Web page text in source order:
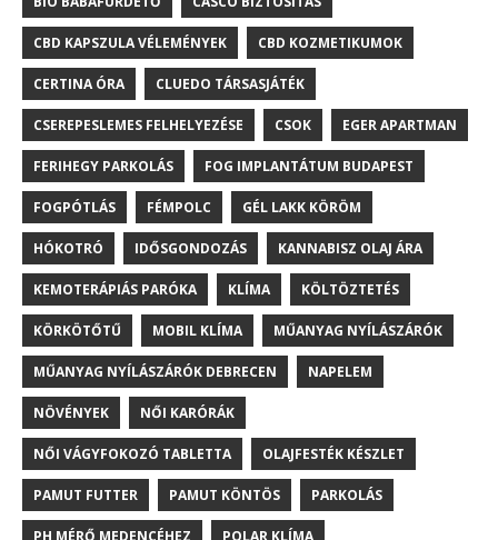
CBD KAPSZULA VÉLEMÉNYEK CBD KOZMETIKUMOK
CERTINA ÓRA CLUEDO TÁRSASJÁTÉK
CSEREPESLEMES FELHELYEZÉSE CSOK EGER APARTMAN
FERIHEGY PARKOLÁS FOG IMPLANTÁTUM BUDAPEST
FOGPÓTLÁS FÉMPOLC GÉL LAKK KÖRÖM
HÓKOTRÓ IDŐSGONDOZÁS KANNABISZ OLAJ ÁRA
KEMOTERÁPIÁS PARÓKA KLÍMA KÖLTÖZTETÉS
KÖRKÖTŐTŰ MOBIL KLÍMA MŰANYAG NYÍLÁSZÁRÓK
MŰANYAG NYÍLÁSZÁRÓK DEBRECEN NAPELEM
NÖVÉNYEK NŐI KARÓRÁK
NŐI VÁGYFOKOZÓ TABLETTA OLAJFESTÉK KÉSZLET
PAMUT FUTTER PAMUT KÖNTÖS PARKOLÁS
PH MÉRŐ MEDENCÉHEZ POLAR KLÍMA